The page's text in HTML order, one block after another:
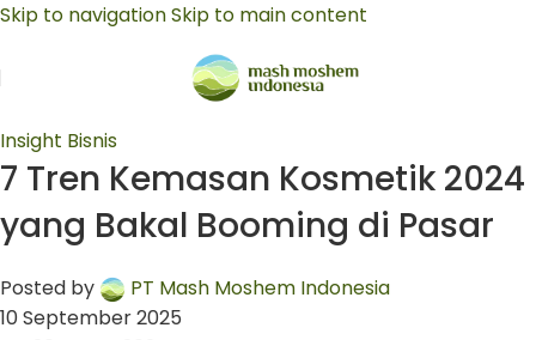
Skip to navigationSkip to main content
Insight Bisnis
7 Tren Kemasan Kosmetik 2024
yang Bakal Booming di Pasar
Posted by
PT Mash Moshem Indonesia
10 September 2025